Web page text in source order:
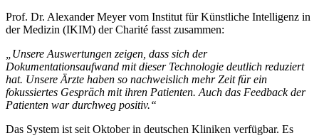
Prof. Dr. Alexander Meyer vom Institut für Künstliche Intelligenz in
der Medizin (IKIM) der Charité fasst zusammen:
„Unsere Auswertungen zeigen, dass sich der
Dokumentationsaufwand mit dieser Technologie deutlich reduziert
hat. Unsere Ärzte haben so nachweislich mehr Zeit für ein
fokussiertes Gespräch mit ihren Patienten. Auch das Feedback der
Patienten war durchweg positiv.“
Das System ist seit Oktober in deutschen Kliniken verfügbar. Es